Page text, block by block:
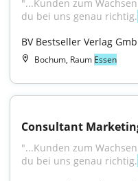
"...Kunden zum
du bei uns genau richtig.
BV Bestseller Verlag
Bochum, Raum Essen
Consultant
"...Kunden zum
du bei uns genau richtig.